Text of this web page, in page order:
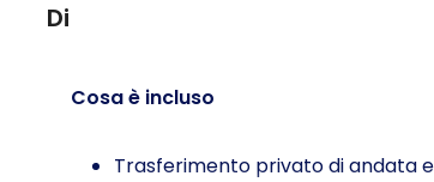
Di
Cosa è incluso
Trasferimento privato di andata